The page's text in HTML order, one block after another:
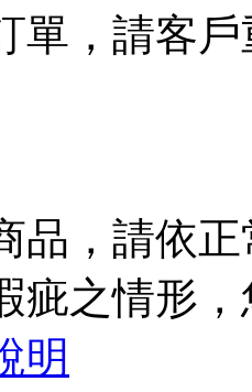
單，請客
品，請依
疵之情形
明